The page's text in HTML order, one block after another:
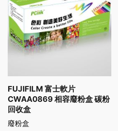
FUJIFILM 富士軟片
CWAA0869 相容廢粉盒 碳粉
回收盒
廢粉盒